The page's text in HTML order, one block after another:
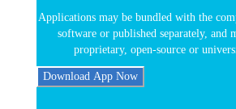
Applications may be bundled with the
software or published separately, and
proprietary, open-source or
Download App Now